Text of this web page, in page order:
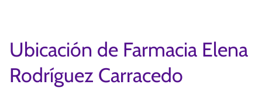
Ubicación de Farmacia Elena
Rodríguez Carracedo